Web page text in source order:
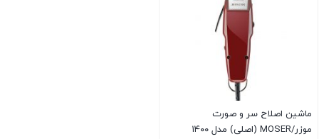
ماشین اصلاح سر و صورت
موزر/MOSER (اصلی) مدل ۱۴۰۰